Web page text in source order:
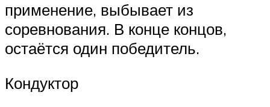
применение, выбывает из
соревнования. В конце концов,
остаётся один победитель.
Кондуктор